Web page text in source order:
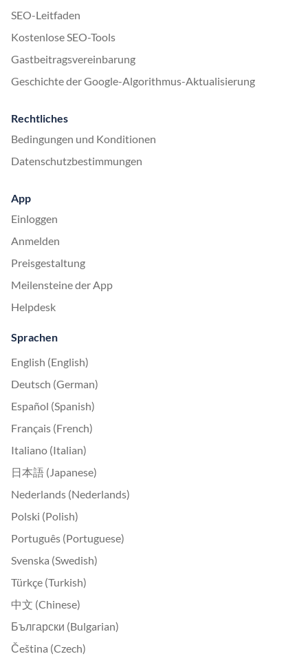
SEO-Leitfaden
Kostenlose SEO-Tools
Gastbeitragsvereinbarung
Geschichte der Google-Algorithmus-Aktualisierung
Rechtliches
Bedingungen und Konditionen
Datenschutzbestimmungen
App
Einloggen
Anmelden
Preisgestaltung
Meilensteine der App
Helpdesk
Sprachen
English (English)
Deutsch (German)
Español (Spanish)
Français (French)
Italiano (Italian)
日本語 (Japanese)
Nederlands (Nederlands)
Polski (Polish)
Português (Portuguese)
Svenska (Swedish)
Türkçe (Turkish)
中文 (Chinese)
Български (Bulgarian)
Čeština (Czech)